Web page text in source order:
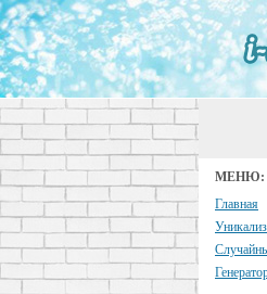
МЕНЮ:
Главная